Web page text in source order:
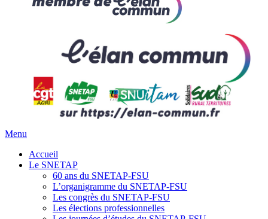
Menu
Accueil
Le SNETAP
60 ans du SNETAP-FSU
L’organigramme du SNETAP-FSU
Les congrès du SNETAP-FSU
Les élections professionnelles